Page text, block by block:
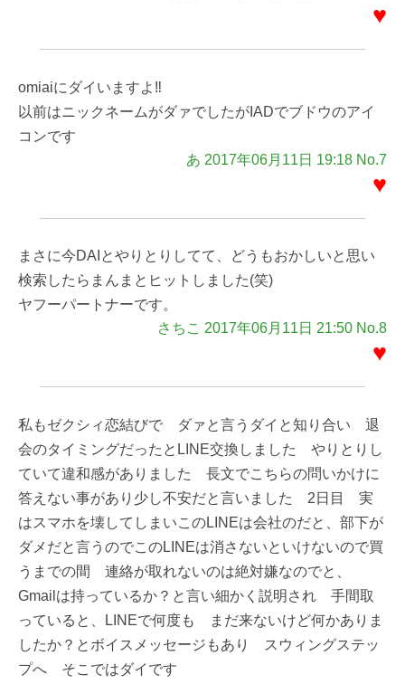
♥
omiaiにダイいますよ‼︎
以前はニックネームがダァでしたがIADでブドウのアイ
コンです
あ 2017年06月11日 19:18 No.7
♥
まさに今DAIとやりとりしてて、どうもおかしいと思い
検索したらまんまとヒットしました(笑)
ヤフーパートナーです。
さちこ 2017年06月11日 21:50 No.8
♥
私もゼクシィ恋結びで ダァと言うダイと知り合い 退
会のタイミングだったとLINE交換しました やりとりし
ていて違和感がありました 長文でこちらの問いかけに
答えない事があり少し不安だと言いました 2日目 実
はスマホを壊してしまいこのLINEは会社のだと、部下が
ダメだと言うのでこのLINEは消さないといけないので買
うまでの間 連絡が取れないのは絶対嫌なのでと、
Gmailは持っているか？と言い細かく説明され 手間取
っていると、LINEで何度も まだ来ないけど何かありま
したか？とボイスメッセージもあり スウィングステッ
プへ そこではダイです